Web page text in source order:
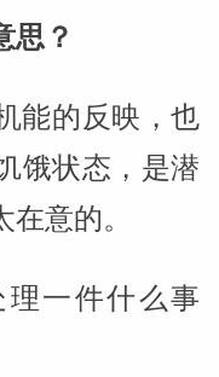
思？
能的反映，也
饿状态，是潜
意的。
一件什么事